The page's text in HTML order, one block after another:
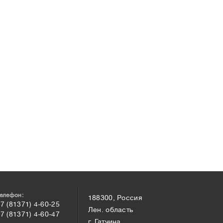
(81371) 4-60-25
(81371) 4-60-47
188300, Россия
Лен. область